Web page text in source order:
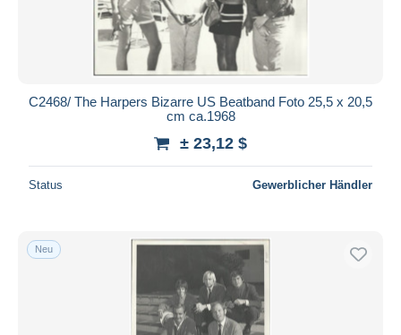
C2468/ The Harpers Bizarre US Beatband Foto 25,5 x 20,5
cm ca.1968
± 23,12 $
Status Gewerblicher Händler
Neu